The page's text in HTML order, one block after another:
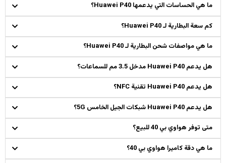
ما هي الحساسات التي يدعمها Huawei P40؟
كم سعة البطارية لـ Huawei P40؟
ما هي مواصفات شحن البطارية لـ Huawei P40؟
هل يدعم Huawei P40 مدخل 3.5 مم للسماعات؟
هل يدعم Huawei P40 تقنية NFC؟
هل يدعم Huawei P40 شبكات الجيل الخامس 5G؟
متى توفر هواوي بي 40 للبيع؟
ما هي دقة كاميرا هواوي بي 40؟